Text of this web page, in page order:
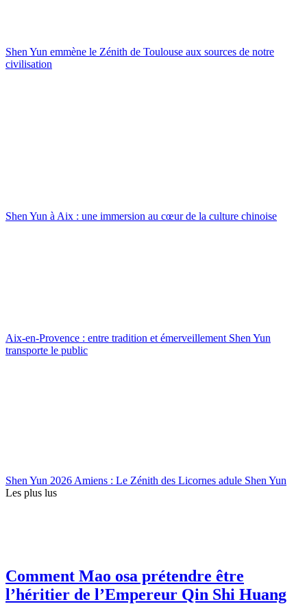
Shen Yun emmène le Zénith de Toulouse aux sources de notre
civilisation
Shen Yun à Aix : une immersion au cœur de la culture chinoise
Aix-en-Provence : entre tradition et émerveillement Shen Yun
transporte le public
Shen Yun 2026 Amiens : Le Zénith des Licornes adule Shen Yun
Les plus lus
Comment Mao osa prétendre être
l’héritier de l’Empereur Qin Shi Huang